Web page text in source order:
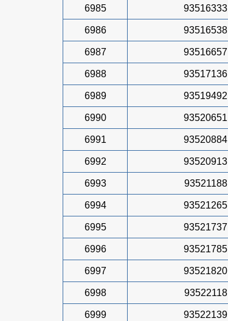
6985 93516333
6986 93516538
6987 93516657
6988 93517136
6989 93519492
6990 93520651
6991 93520884
6992 93520913
6993 93521188
6994 93521265
6995 93521737
6996 93521785
6997 93521820
6998 93522118
6999 93522139